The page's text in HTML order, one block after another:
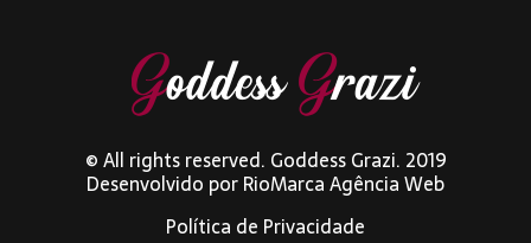
© All rights reserved. Goddess Grazi. 2019
Desenvolvido porRioMarca Agência Web
Política de Privacidade